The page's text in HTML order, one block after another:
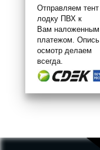
Отправляем
лодку ПВХ к
Вам наложенным
платежом.
осмотр делаем
всегда.